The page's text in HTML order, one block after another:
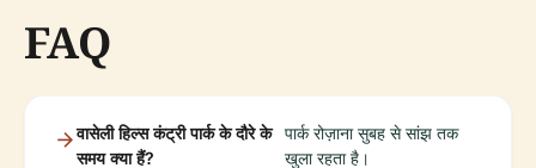
FAQ
वासेली हिल्स कंट्री पार्क के दौरे के
समय क्या हैं?
पार्क रोज़ाना सुबह से सांझ तक
खुला रहता है।